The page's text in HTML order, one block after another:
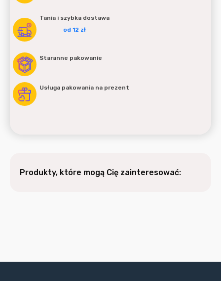
Tania i szybka dostawa
od 12 zł
Staranne pakowanie
Usługa pakowania na prezent
Produkty, które mogą Cię zainteresować: